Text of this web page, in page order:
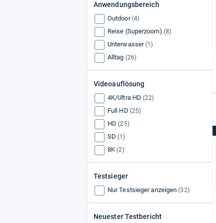
Anwendungsbereich
Outdoor (4)
Reise (Superzoom) (8)
Unterwasser (1)
Alltag (26)
Videoauflösung
4K/Ultra HD (22)
Full HD (25)
HD (25)
SD(1)
8K (2)
Testsieger
Nur Testsieger anzeigen (32)
Neuester Testbericht